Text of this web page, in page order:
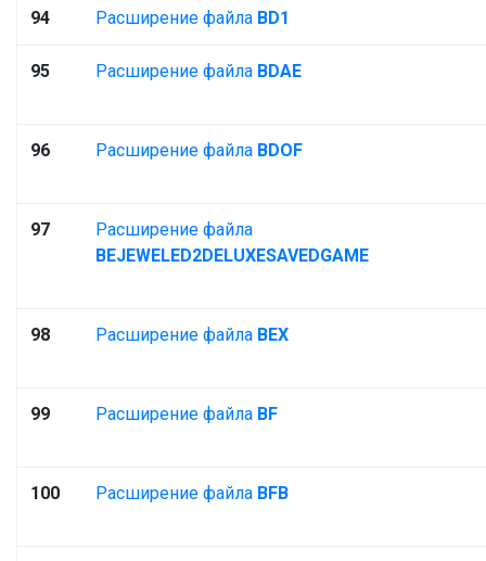
94 Расширение файла BD1
95 Расширение файла BDAE
96 Расширение файла BDOF
97
Расширение файла
BEJEWELED2DELUXESAVEDGAME
98 Расширение файла BEX
99 Расширение файла BF
100 Расширение файла BFB